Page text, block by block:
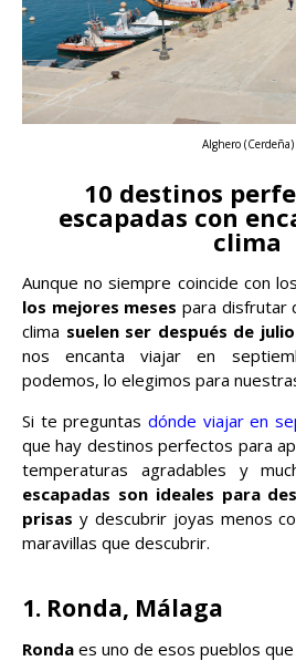
Alghero (Cerdeña)
10 destinos
escapadas con
clima
Aunque no siempre coincide con
los mejores meses para disfrutar
clima suelen ser después de
nos encanta viajar en
podemos, lo elegimos para
Si te preguntas dónde viajar en
que hay destinos perfectos para
temperaturas agradables y
escapadas son ideales para
prisas y descubrir joyas menos
maravillas que descubrir.
1. Ronda, Málaga
Ronda es uno de esos pueblos